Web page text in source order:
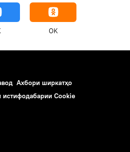
OK
Ахбори ширкатҳо
истифодабарии Cookie